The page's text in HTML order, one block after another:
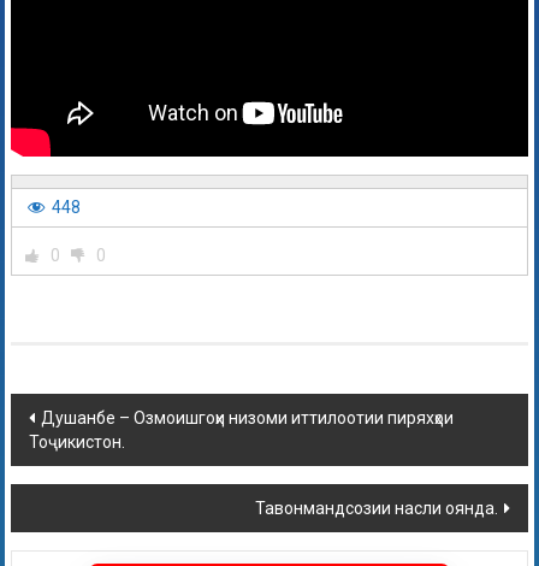
448
0 0
Душанбе – Озмоишгоҳи низоми иттилоотии пиряхҳои
Тоҷикистон.
Тавонмандсозии насли оянда.